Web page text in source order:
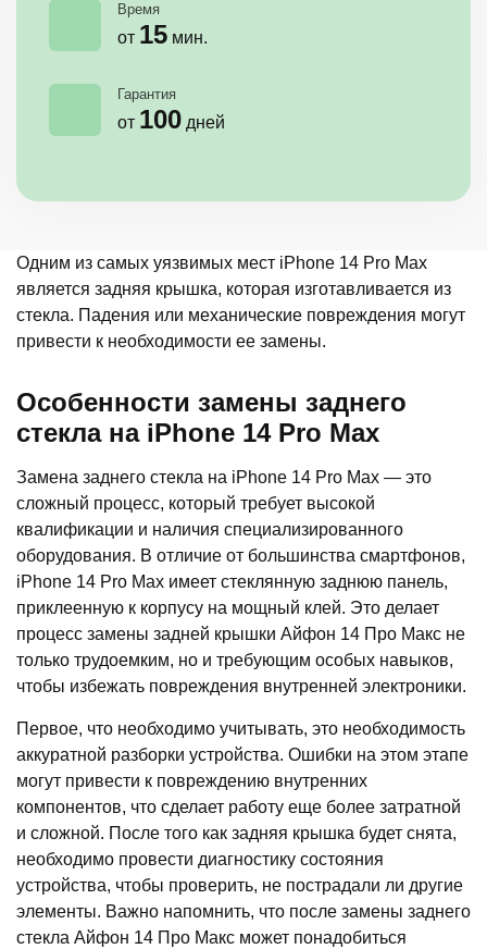
Время
от 15 мин.
Гарантия
от 100 дней
Одним из самых уязвимых мест iPhone 14 Pro Max
является задняя крышка, которая изготавливается из
стекла. Падения или механические повреждения могут
привести к необходимости ее замены.
Особенности замены заднего
стекла на iPhone 14 Pro Max
Замена заднего стекла на iPhone 14 Pro Max — это
сложный процесс, который требует высокой
квалификации и наличия специализированного
оборудования. В отличие от большинства смартфонов,
iPhone 14 Pro Max имеет стеклянную заднюю панель,
приклеенную к корпусу на мощный клей. Это делает
процесс замены задней крышки Айфон 14 Про Макс не
только трудоемким, но и требующим особых навыков,
чтобы избежать повреждения внутренней электроники.
Первое, что необходимо учитывать, это необходимость
аккуратной разборки устройства. Ошибки на этом этапе
могут привести к повреждению внутренних
компонентов, что сделает работу еще более затратной
и сложной. После того как задняя крышка будет снята,
необходимо провести диагностику состояния
устройства, чтобы проверить, не пострадали ли другие
элементы. Важно напомнить, что после замены заднего
стекла Айфон 14 Про Макс может понадобиться